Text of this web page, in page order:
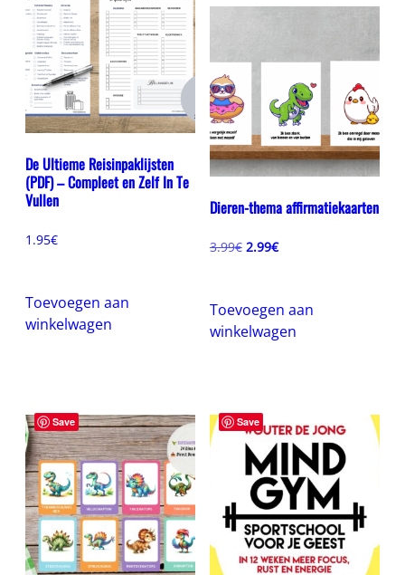
De Ultieme Reisinpaklijsten
(PDF) – Compleet en Zelf In Te
Vullen
1.95€
Toevoegen aan
winkelwagen
Dieren-thema affirmatiekaarten
3.99€ Oorspronkelijke
2.99€Huidige
Toevoegen aan
winkelwagen
Save Save